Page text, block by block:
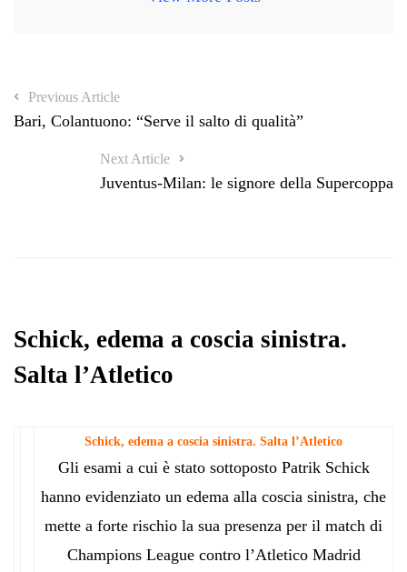
Previous Article
Bari, Colantuono: “Serve il salto di qualità”
Next Article
Juventus-Milan: le signore della Supercoppa
Schick, edema a coscia sinistra.
Salta l’Atletico
Schick, edema a coscia sinistra. Salta l’Atletico
Gli esami a cui è stato sottoposto Patrik Schick
hanno evidenziato un edema alla coscia sinistra, che
mette a forte rischio la sua presenza per il match di
Champions League contro l’Atletico Madrid